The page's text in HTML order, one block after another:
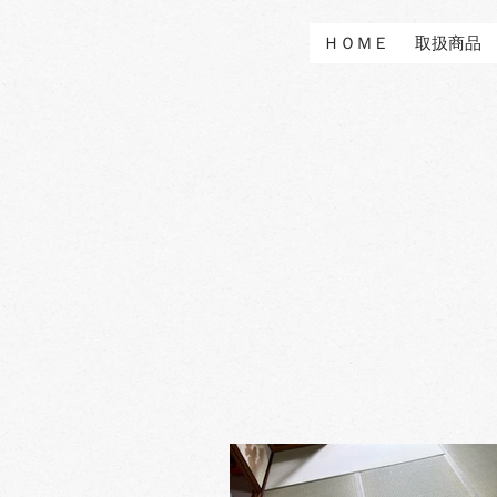
ＨＯＭＥ 取扱商品